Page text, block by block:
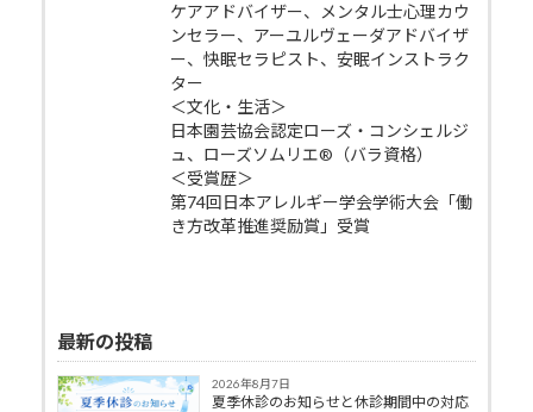
ケアアドバイザー、メンタル士心理カウ
ンセラー、アーユルヴェーダアドバイザ
ー、快眠セラピスト、安眠インストラク
ター
＜文化・生活＞
日本園芸協会認定ローズ・コンシェルジ
ュ、ローズソムリエ®（バラ資格）
＜受賞歴＞
第74回日本アレルギー学会学術大会「働
き方改革推進奨励賞」受賞
最新の投稿
2026年8月7日
夏季休診のお知らせと休診期間中の対応